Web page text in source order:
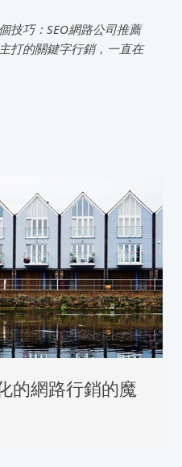
技巧：SEO網路公司推薦
打的關鍵字行銷，一直在
的網路行銷的魔